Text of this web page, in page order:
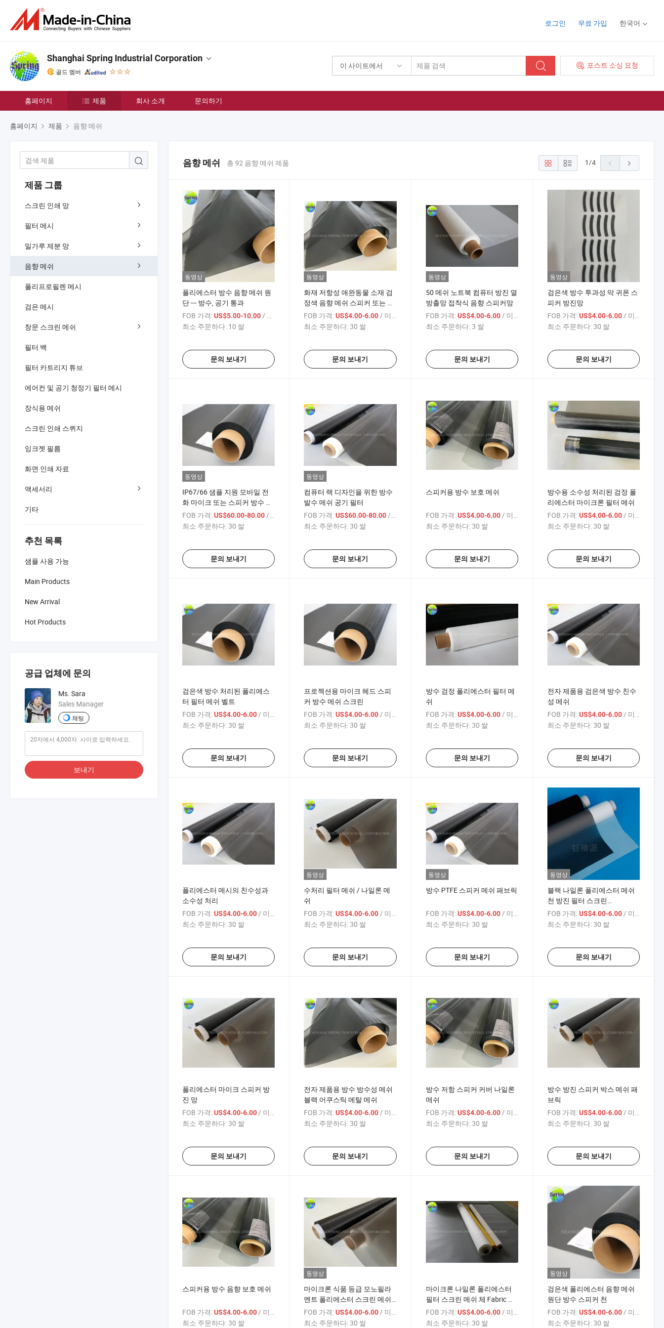
로그인 무료 가입 한국어
이 사이트에서 포스트 소싱 요청
Shanghai Spring Industrial Corporation
골드 멤버
홈페이지 제품 회사 소개 문의하기
홈페이지 제품 음향 메쉬
제품 그룹
스크린 인쇄 망
필터 메시
밀가루 제분 망
음향 메쉬
폴리프로필렌 메시
검은 메시
창문 스크린 메쉬
필터 백
필터 카트리지 튜브
에어컨 및 공기 청정기 필터 메시
장식용 메쉬
스크린 인쇄 스퀴지
잉크젯 필름
화면 인쇄 자료
액세서리
기타
추천 목록
샘플 사용 가능
Main Products
New Arrival
Hot Products
공급 업체에 문의
Ms. Sara
Sales Manager
채팅
보내기
음향 메쉬 총 92 음향 메쉬 제품 1/4
동영상
폴리에스터 방수 음향 메쉬 원
단 --- 방수, 공기 통과
FOB 가격:US$5.00-10.00/ 미터
최소 주문하다: 10 쌀
문의 보내기
동영상
화재 저항성 애완동물 소재 검
정색 음향 메쉬 스피커 또는 전
화기 또는 이어폰용
FOB 가격: US$4.00-6.00/ 미터
최소 주문하다:30 쌀
문의 보내기
동영상
50 메쉬 노트북 컴퓨터 방진 열
방출망 접착식 음향 스피커망
FOB 가격: US$4.00-6.00/ 미터
최소 주문하다:3 쌀
문의 보내기
동영상
검은색 방수 투과성 막 귀폰 스
피커 방진망
FOB 가격: US$4.00-6.00/ 미터
최소 주문하다:30 쌀
문의 보내기
동영상
IP67/66 샘플 지원 모바일 전
화 마이크 또는 스피커 방수 음
향 전송 필름
FOB 가격:US$60.00-80.00 / 미터
최소 주문하다:30 쌀
문의 보내기
동영상
컴퓨터 랙 디자인을 위한 방수
발수 메쉬 공기 필터
FOB 가격: US$60.00-80.00 / 미터
최소 주문하다:30 쌀
문의 보내기
스피커용 방수 보호 메쉬
FOB 가격: US$4.00-6.00 / 미터
최소 주문하다:30 쌀
문의 보내기
방수용 소수성 처리된 검정 폴
리에스터 마이크론 필터 메쉬
FOB 가격: US$4.00-6.00 / 미터
최소 주문하다:30 쌀
문의 보내기
검은색 방수 처리된 폴리에스
터 필터 메쉬 벨트
FOB 가격:US$4.00-6.00 / 미터
최소 주문하다:30 쌀
문의 보내기
프로젝션용 마이크 헤드 스피
커 방수 메쉬 스크린
FOB 가격: US$4.00-6.00 / 미터
최소 주문하다:30 쌀
문의 보내기
방수 검정 폴리에스터 필터 메
쉬
FOB 가격: US$4.00-6.00 / 미터
최소 주문하다:30 쌀
문의 보내기
전자 제품용 검은색 방수 친수
성 메쉬
FOB 가격: US$4.00-6.00 / 미터
최소 주문하다:30 쌀
문의 보내기
폴리에스터 메시의 친수성과
소수성 처리
FOB 가격:US$4.00-6.00/ 미터
최소 주문하다:30 쌀
문의 보내기
동영상
수처리 필터 메쉬 / 나일론 메
쉬
FOB 가격: US$4.00-6.00 / 미터
최소 주문하다:30 쌀
문의 보내기
동영상
방수 PTFE 스피커 메쉬 패브릭
FOB 가격: US$4.00-6.00/ 미터
최소 주문하다:30 쌀
문의 보내기
동영상
블랙 나일론 폴리에스터 메쉬
천 방진 필터 스크린
100/120/200/500mesh 음향
음향 조정 나팔 이어폰 이어폰
FOB 가격: US$4.00-6.00/ 미터
최소 주문하다:30 쌀
문의 보내기
폴리에스터 마이크 스피커 방
진 망
FOB 가격:US$4.00-6.00/ 미터
최소 주문하다:30 쌀
문의 보내기
전자 제품용 방수 방수성 메쉬
블랙 어쿠스틱 메탈 메쉬
FOB 가격: US$4.00-6.00/ 미터
최소 주문하다:30 쌀
문의 보내기
방수 저항 스피커 커버 나일론
메쉬
FOB 가격: US$4.00-6.00/ 미터
최소 주문하다:30 쌀
문의 보내기
방수 방진 스피커 박스 메쉬 패
브릭
FOB 가격: US$4.00-6.00/ 미터
최소 주문하다:30 쌀
문의 보내기
스피커용 방수 음향 보호 메쉬
FOB 가격:US$4.00-6.00 / 미터
최소 주문하다:30 쌀
동영상
마이크론 식품 등급 모노필라
멘트 폴리에스터 스크린 메쉬
필터 백용
FOB 가격: US$4.00-6.00 / 미터
최소 주문하다:30 쌀
마이크론 나일론 폴리에스터
필터 스크린 메쉬 체 Fabric 제
조업체
FOB 가격: US$4.00-6.00 / 미터
최소 주문하다:30 쌀
동영상
검은색 폴리에스터 음향 메쉬
원단 방수 스피커 천
FOB 가격: US$4.00-6.00 / 미터
최소 주문하다:30 쌀